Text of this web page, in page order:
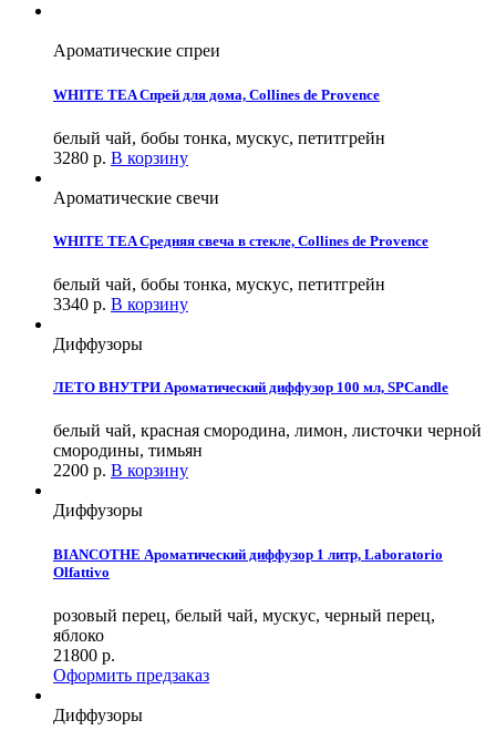
Ароматические спреи
WHITE TEA Спрей для дома, Collines de Provence
белый чай, бобы тонка, мускус, петитгрейн
3280 р. В корзину
Ароматические свечи
WHITE TEA Средняя свеча в стекле, Collines de Provence
белый чай, бобы тонка, мускус, петитгрейн
3340 р. В корзину
Диффузоры
ЛЕТО ВНУТРИ Ароматический диффузор 100 мл, SPCandle
белый чай, красная смородина, лимон, листочки черной
смородины, тимьян
2200 р. В корзину
Диффузоры
BIANCOTHE Ароматический диффузор 1 литр, Laboratorio
Olfattivo
розовый перец, белый чай, мускус, черный перец,
яблоко
21800 р.
Оформить предзаказ
Диффузоры